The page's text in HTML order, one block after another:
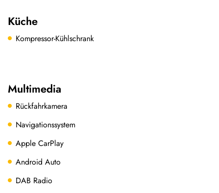
Küche
Kompressor-Kühlschrank
Multimedia
Rückfahrkamera
Navigationssystem
Apple CarPlay
Android Auto
DAB Radio